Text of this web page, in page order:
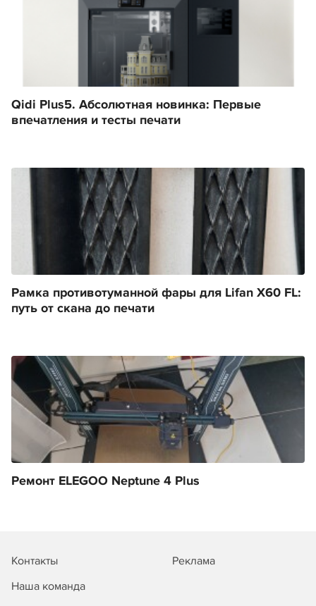
Qidi Plus5. Абсолютная новинка: Первые
впечатления и тесты печати
Рамка противотуманной фары для Lifan X60 FL:
путь от скана до печати
Ремонт ELEGOO Neptune 4 Plus
Контакты
Реклама
Наша команда